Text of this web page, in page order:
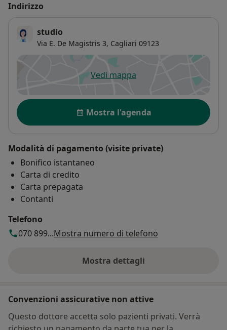
Indirizzo
studio
Via E. De Magistris 3, Cagliari 09123
Vedi mappasi apre in una nuova scheda
Disponibilità
Mostra l'agenda
Modalità di pagamento (visite private)
Bonifico istantaneo
Carta di credito
Carta prepagata
Contanti
Telefono
070 899...Mostra numero di telefono
Mostra dettagli
sull'indirizzo
Convenzioni assicurative non attive
Questo dottore accetta solo pazienti privati. Verrà